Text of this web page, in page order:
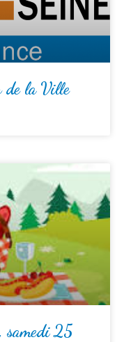
de la Ville
samedi 25